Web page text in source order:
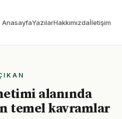
AnasayfaYazılarHakkımızdaİletişim
alanında
temel kavramlar